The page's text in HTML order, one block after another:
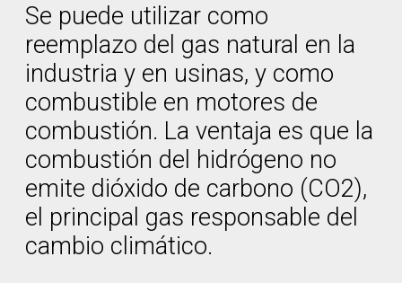
Se puede utilizar como
reemplazo del gas natural en la
industria y en usinas, y como
combustible en motores de
combustión. La ventaja es que la
combustión del hidrógeno no
emite dióxido de carbono (CO2),
el principal gas responsable del
cambio climático.